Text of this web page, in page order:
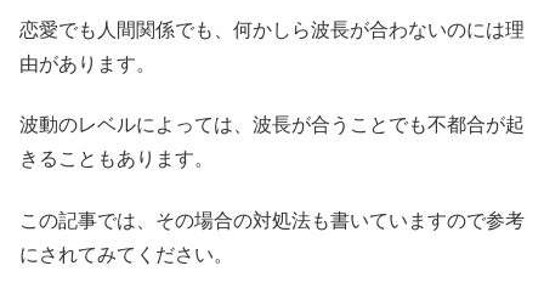
恋愛でも人間関係でも、何かしら波長が合わないのには理
由があります。
波動のレベルによっては、波長が合うことでも不都合が起
きることもあります。
この記事では、その場合の対処法も書いていますので参考
にされてみてください。